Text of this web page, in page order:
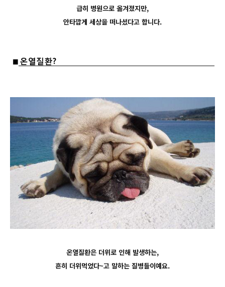
급히 병원으로 옮겨졌지만,
안타깝게 세상을 떠나셨다고 합니다.
온열질환은 더위로 인해 발생하는,
흔히 더위먹었다~고 말하는 질병들이예요.